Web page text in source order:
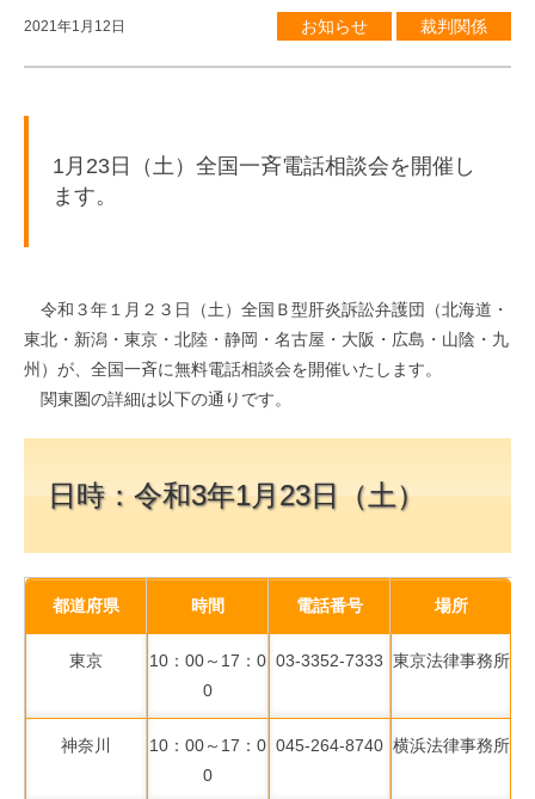
2021年1月12日 お知らせ 裁判関係
1月23日（土）全国一斉電話相談会を開催し
ます。
令和３年１月２３日（土）全国Ｂ型肝炎訴訟弁護団（北海道・
東北・新潟・東京・北陸・静岡・名古屋・大阪・広島・山陰・九
州）が、全国一斉に無料電話相談会を開催いたします。
関東圏の詳細は以下の通りです。
日時：令和3年1月23日（土）
都道府県 時間 電話番号 場所
東京
10：00～17：0
0
03-3352-7333 東京法律事務所
神奈川
10：00～17：0
0
045-264-8740 横浜法律事務所